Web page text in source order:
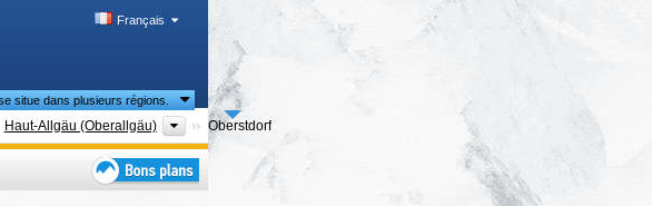
Français
Haut-Allgäu (Oberallgäu) Arrondissements (Landkreise)
situe dans plusieurs régions.
Oberstdorf
nord-orientales,